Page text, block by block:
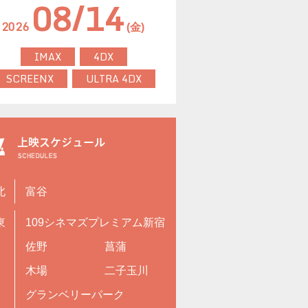
2026 08/14 (金)
IMAX
4DX
SCREENX
ULTRA 4DX
富谷
109シネマズプレミアム新宿
佐野 菖蒲
木場 二子玉川
グランベリーパーク